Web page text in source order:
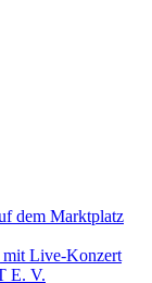
dem Marktplatz
mit Live-Konzert
E. V.